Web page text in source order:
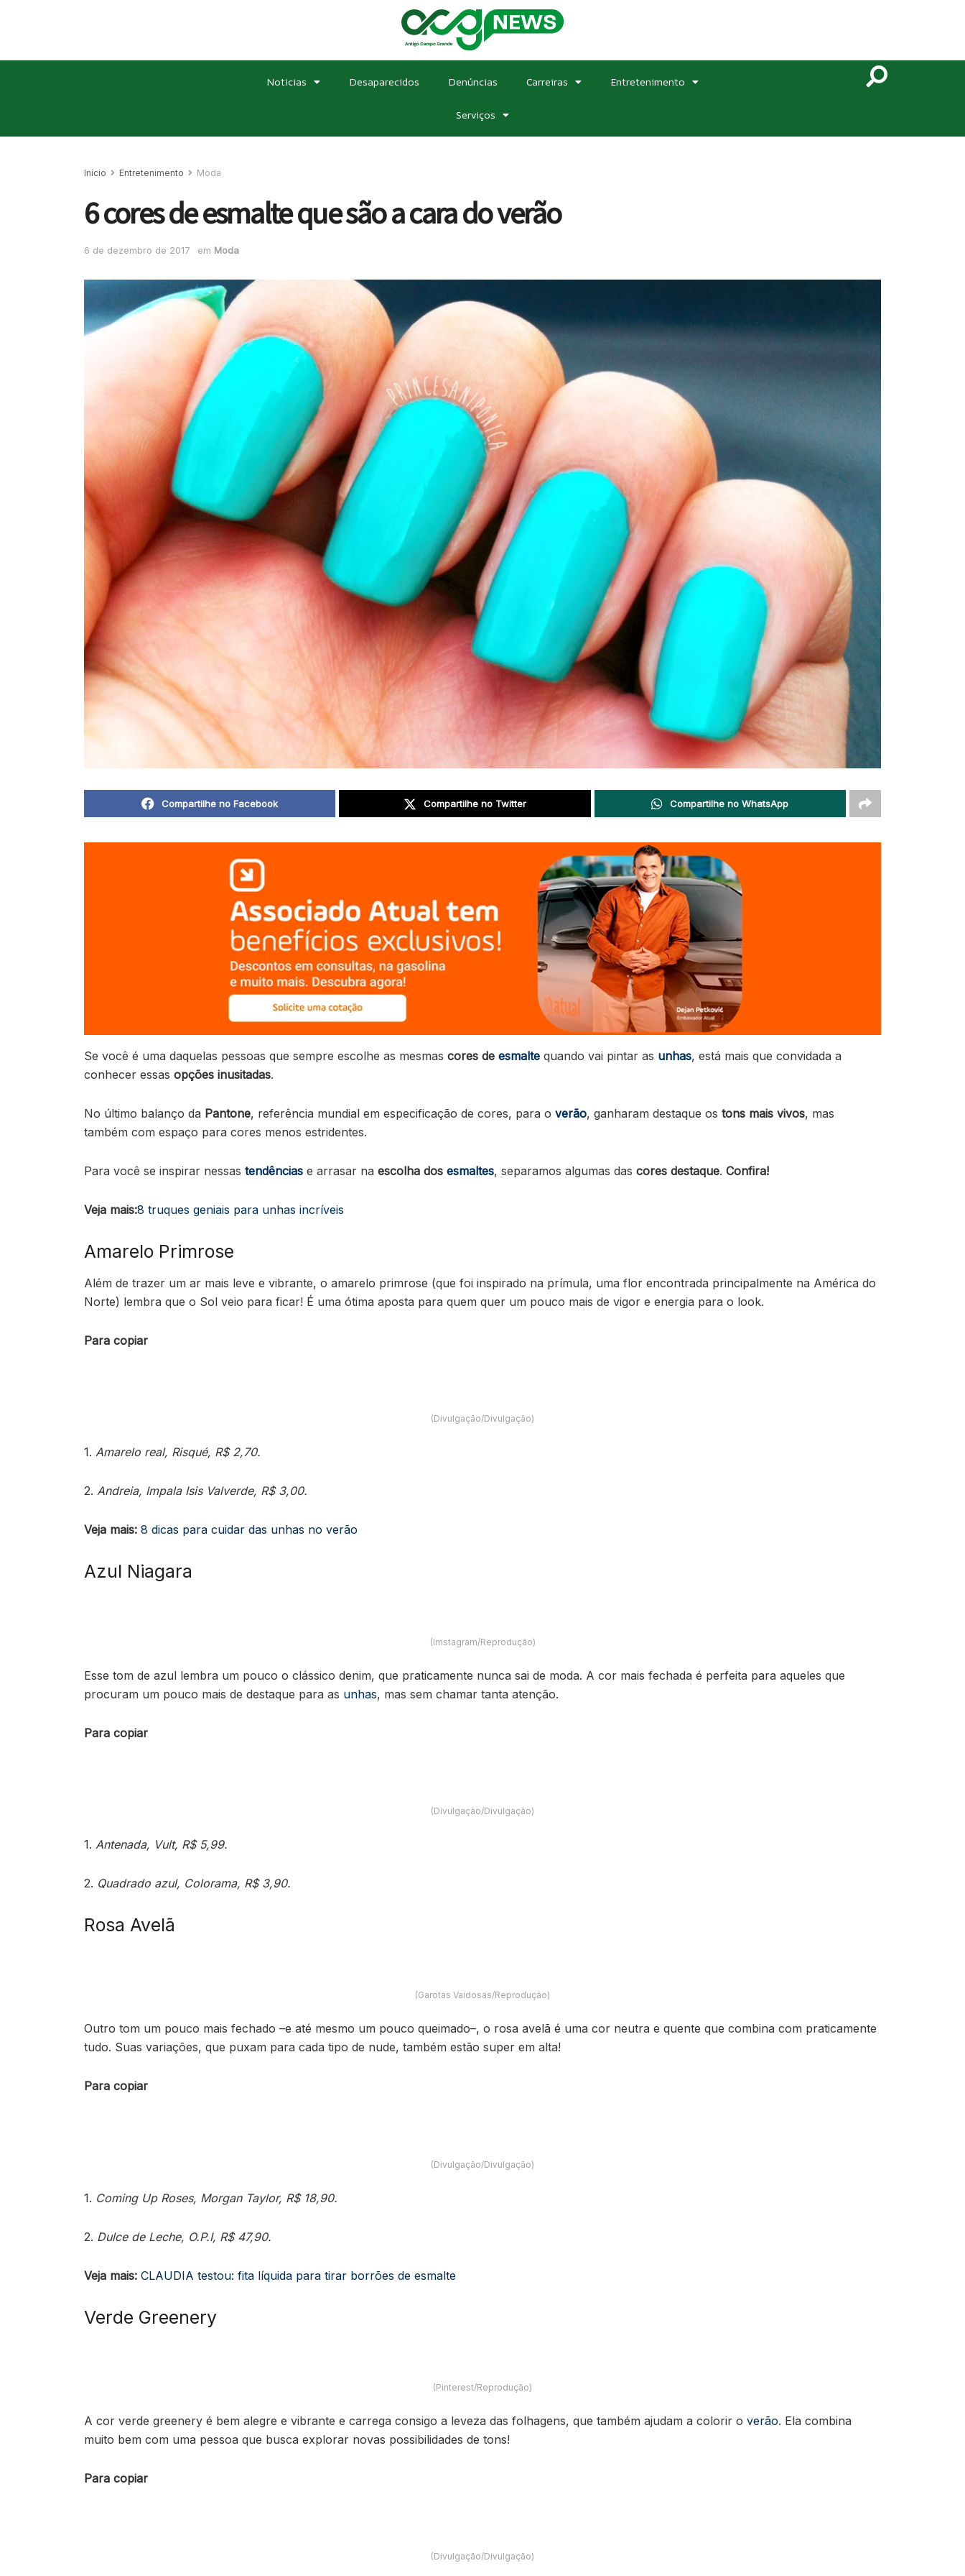
Noticias Desaparecidos Denúncias Carreiras Entretenimento
Serviços
Início Entretenimento Moda
6 cores de esmalte que são a cara do verão
6 de dezembro de 2017 em Moda
Compartilhe no Facebook Compartilhe no Twitter Compartilhe no WhatsApp
Se você é uma daquelas pessoas que sempre escolhe as mesmas cores de esmalte quando vai pintar as unhas, está mais que convidada a
conhecer essas opções inusitadas.
No último balanço da Pantone, referência mundial em especificação de cores, para o verão, ganharam destaque os tons mais vivos, mas
também com espaço para cores menos estridentes.
Para você se inspirar nessas tendências e arrasar na escolha dos esmaltes, separamos algumas das cores destaque. Confira!
Veja mais:8 truques geniais para unhas incríveis
Amarelo Primrose
Além de trazer um ar mais leve e vibrante, o amarelo primrose (que foi inspirado na prímula, uma flor encontrada principalmente na América do
Norte) lembra que o Sol veio para ficar! É uma ótima aposta para quem quer um pouco mais de vigor e energia para o look.
Para copiar
(Divulgação/Divulgação)
1. Amarelo real, Risqué, R$ 2,70.
2. Andreia, Impala Isis Valverde, R$ 3,00.
Veja mais: 8 dicas para cuidar das unhas no verão
Azul Niagara
(Imstagram/Reprodução)
Esse tom de azul lembra um pouco o clássico denim, que praticamente nunca sai de moda. A cor mais fechada é perfeita para aqueles que
procuram um pouco mais de destaque para as unhas, mas sem chamar tanta atenção.
Para copiar
(Divulgação/Divulgação)
1. Antenada, Vult, R$ 5,99.
2. Quadrado azul, Colorama, R$ 3,90.
Rosa Avelã
(Garotas Vaidosas/Reprodução)
Outro tom um pouco mais fechado –e até mesmo um pouco queimado–, o rosa avelã é uma cor neutra e quente que combina com praticamente
tudo. Suas variações, que puxam para cada tipo de nude, também estão super em alta!
Para copiar
(Divulgação/Divulgação)
1. Coming Up Roses, Morgan Taylor, R$ 18,90.
2. Dulce de Leche, O.P.I, R$ 47,90.
Veja mais: CLAUDIA testou: fita líquida para tirar borrões de esmalte
Verde Greenery
(Pinterest/Reprodução)
A cor verde greenery é bem alegre e vibrante e carrega consigo a leveza das folhagens, que também ajudam a colorir o verão. Ela combina
muito bem com uma pessoa que busca explorar novas possibilidades de tons!
Para copiar
(Divulgação/Divulgação)